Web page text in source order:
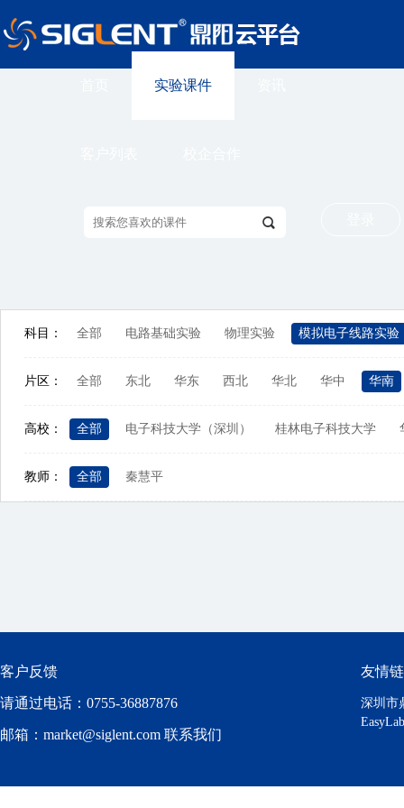
实验课件
科目： 全部 电路基础实验 物理实验 模拟电子线路实验
片区： 全部 东北 华东 西北 华北 华中 华南
高校： 全部 电子科技大学（深圳） 桂林电子科技大学
教师： 全部 秦慧平
客户反馈
请通过电话：0755-36887876
邮箱：market@siglent.com 联系我们
友情
深圳市